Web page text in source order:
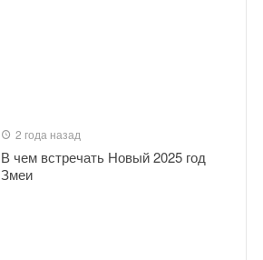
2 года назад
В чем встречать Новый 2025 год
Змеи